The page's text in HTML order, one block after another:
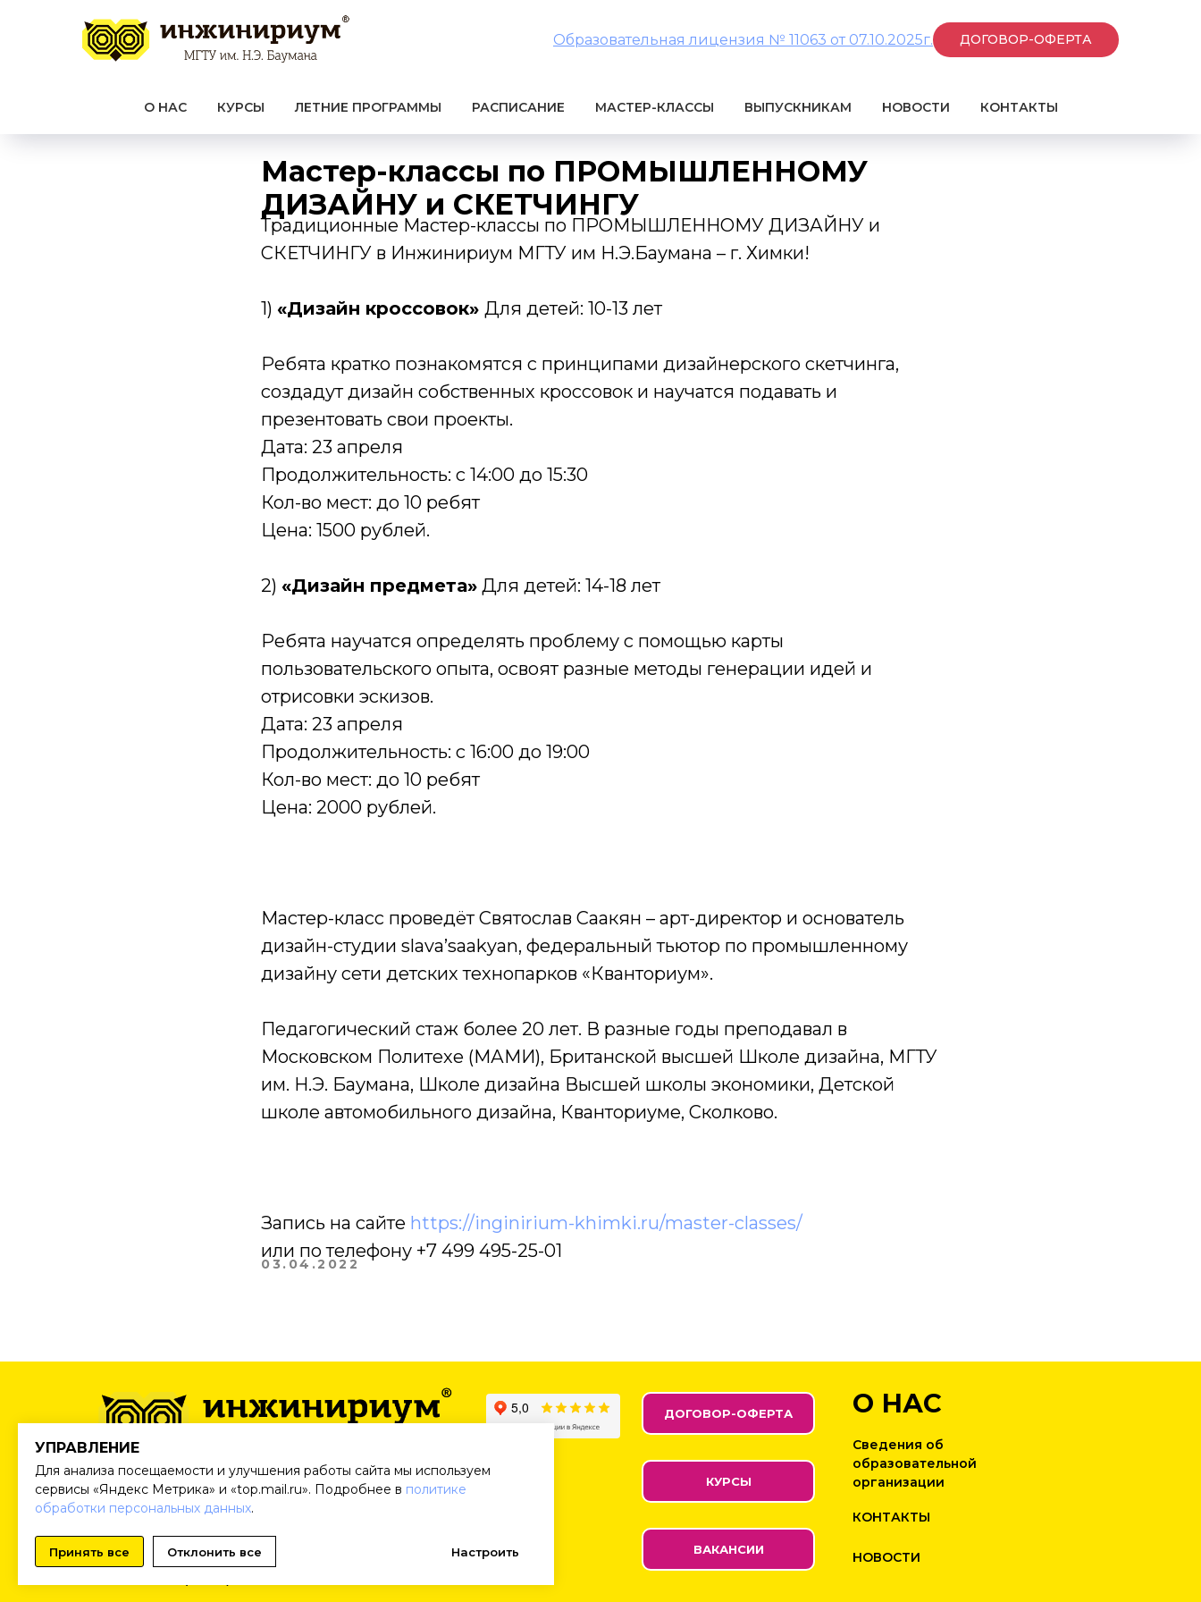
Образовательная лицензия № 11063 от 07.10.2025г. ДОГОВОР-ОФЕРТА
О НАС КУРСЫ ЛЕТНИЕ ПРОГРАММЫ РАСПИСАНИЕ МАСТЕР-КЛАССЫ ВЫПУСКНИКАМ НОВОСТИ КОНТАКТЫ
Мастер-классы по ПРОМЫШЛЕННОМУ
ДИЗАЙНУ и СКЕТЧИНГУ
Традиционные Мастер-классы по ПРОМЫШЛЕННОМУ ДИЗАЙНУ и
СКЕТЧИНГУ в Инжинириум МГТУ им Н.Э.Баумана – г. Химки!
1) «Дизайн кроссовок» Для детей: 10-13 лет
Ребята кратко познакомятся с принципами дизайнерского скетчинга,
создадут дизайн собственных кроссовок и научатся подавать и
презентовать свои проекты.
Дата: 23 апреля
Продолжительность: с 14:00 до 15:30
Кол-во мест: до 10 ребят
Цена: 1500 рублей.
2) «Дизайн предмета» Для детей: 14-18 лет
Ребята научатся определять проблему с помощью карты
пользовательского опыта, освоят разные методы генерации идей и
отрисовки эскизов.
Дата: 23 апреля
Продолжительность: с 16:00 до 19:00
Кол-во мест: до 10 ребят
Цена: 2000 рублей.
Мастер-класс проведёт Святослав Саакян – арт-директор и основатель
дизайн-студии slava’saakyan, федеральный тьютор по промышленному
дизайну сети детских технопарков «Кванториум».
Педагогический стаж более 20 лет. В разные годы преподавал в
Московском Политехе (МАМИ), Британской высшей Школе дизайна, МГТУ
им. Н.Э. Баумана, Школе дизайна Высшей школы экономики, Детской
школе автомобильного дизайна, Кванториуме, Сколково.
Запись на сайте https://inginirium-khimki.ru/master-classes/
или по телефону +7 499 495-25-01
03.04.2022
НАПИСАТЬ В МАХ
Все товарные знаки являются собственностью их
правообладателей.
О НАС
info@ inginirium-khimki.ru ВАКАНСИИ
КУРСЫ
Сведения об
образовательной
организации
КОНТАКТЫ
НОВОСТИ
ДОГОВОР-ОФЕРТА
УПРАВЛЕНИЕ
Для анализа посещаемости и улучшения работы сайта мы используем
сервисы «Яндекс Метрика» и «top.mail.ru». Подробнее в политике
обработки персональных данных.
Принять все Отклонить все Настроить